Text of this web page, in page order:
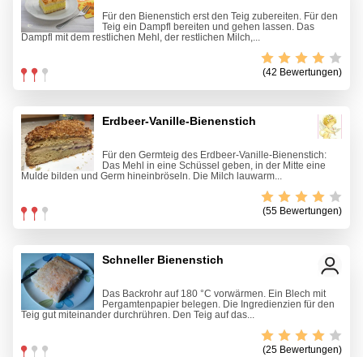
Für den Bienenstich erst den Teig zubereiten. Für den
Teig ein Dampfl bereiten und gehen lassen. Das
Dampfl mit dem restlichen Mehl, der restlichen Milch,...
(42 Bewertungen)
Erdbeer-Vanille-Bienenstich
Für den Germteig des Erdbeer-Vanille-Bienenstich:
Das Mehl in eine Schüssel geben, in der Mitte eine
Mulde bilden und Germ hineinbröseln. Die Milch lauwarm...
(55 Bewertungen)
Schneller Bienenstich
Das Backrohr auf 180 °C vorwärmen. Ein Blech mit
Pergamtenpapier belegen. Die Ingredienzien für den
Teig gut miteinander durchrühren. Den Teig auf das...
(25 Bewertungen)